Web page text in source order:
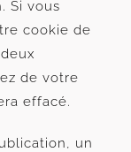
Si vous
cookie de
de votre
effacé.
un